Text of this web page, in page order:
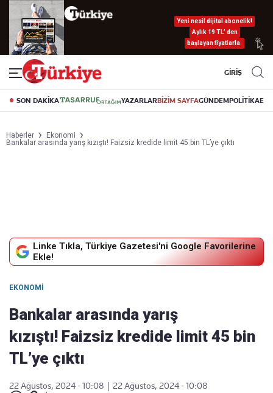
Yeni nesil dijital abonelik!
Aylık 19 TL’ den
başlayan fiyatlarla.
GİRİŞ
SON DAKİKA YAZARLARBİZİM SAYFAGÜNDEMPOLİTİKA
Haberler
Ekonomi
Bankalar arasında yarış kızıştı! Faizsiz kredide limit 45 bin TL’ye çıktı
Linke Tıkla, Türkiye Gazetesi'ni Google Favorilerine
Ekle!
EKONOMI
Bankalar arasında yarış
kızıştı! Faizsiz kredide limit 45 bin
TL’ye çıktı
22 Ağustos, 2024 - 10:08
22 Ağustos, 2024 - 10:08